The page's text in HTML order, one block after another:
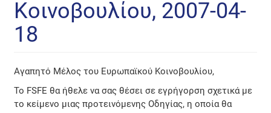
Κοινοβουλίου, 2007-04-
18
Αγαπητό Μέλος του Ευρωπαϊκού Κοινοβουλίου,
Το FSFE θα ήθελε να σας θέσει σε εγρήγορση σχετικά με
το κείμενο μιας προτεινόμενης Οδηγίας, η οποία θα